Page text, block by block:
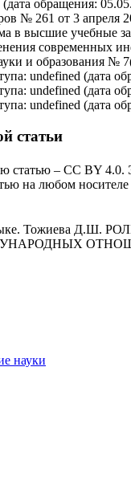
обращения:
№ 261 от 3 апреля
в высшие учебные
современных
и образования №
undefined (дата
undefined (дата
undefined (дата
статьи
статью – CC BY 4.0.
на любом
языке. Тожиева
науки